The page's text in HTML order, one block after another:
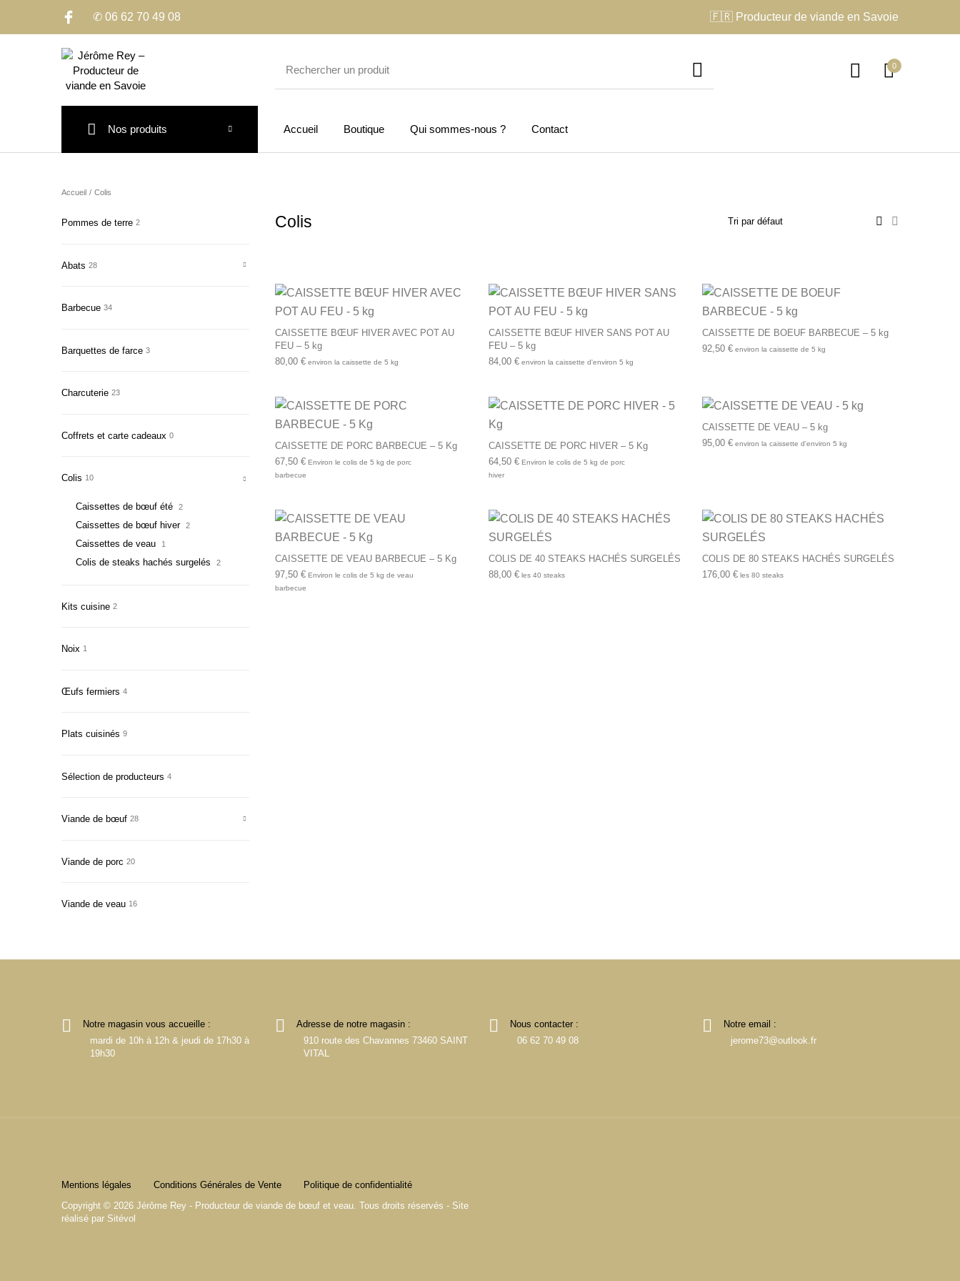
✆ 06 62 70 49 08 🇫🇷 Producteur de viande en Savoie
0
Accueil Boutique Qui sommes-nous ? Contact
Nos produits
Accueil / Colis
Pommes de terre 2
Abats 28
Barbecue 34
Barquettes de farce 3
Charcuterie 23
Coffrets et carte cadeaux 0
Colis 10
Caissettes de bœuf été 2
Caissettes de bœuf hiver 2
Caissettes de veau 1
Colis de steaks hachés surgelés 2
Kits cuisine 2
Noix 1
Œufs fermiers 4
Plats cuisinés 9
Sélection de producteurs 4
Viande de bœuf 28
Viande de porc 20
Viande de veau 16
Colis
CAISSETTE BŒUF HIVER AVEC POT AU
FEU – 5 kg
80,00 € environ la caissette de 5 kg
CAISSETTE BŒUF HIVER SANS POT AU
FEU – 5 kg
84,00 €environ la caissette d'environ 5 kg
CAISSETTE DE BOEUF BARBECUE – 5 kg
92,50 €environ la caissette de 5 kg
CAISSETTE DE PORC BARBECUE – 5 Kg
67,50 € Environ le colis de 5 kg de porc
barbecue
CAISSETTE DE PORC HIVER – 5 Kg
64,50 €Environ le colis de 5 kg de porc
hiver
CAISSETTE DE VEAU – 5 kg
95,00 €environ la caissette d'environ 5 kg
CAISSETTE DE VEAU BARBECUE – 5 Kg
97,50 € Environ le colis de 5 kg de veau
barbecue
COLIS DE 40 STEAKS HACHÉS SURGELÉS
88,00 €les 40 steaks
COLIS DE 80 STEAKS HACHÉS SURGELÉS
176,00 €les 80 steaks
Notre magasin vous accueille :
mardi de 10h à 12h & jeudi de 17h30 à
19h30
Adresse de notre magasin :
910 route des Chavannes 73460 SAINT
VITAL
Nous contacter :
06 62 70 49 08
Notre email :
jerome73@outlook.fr
Mentions légales Conditions Générales de Vente
Politique de confidentialité
Copyright © 2026 Jérôme Rey - Producteur de viande de bœuf et veau. Tous droits réservés - Site
réalisé par Sitévol